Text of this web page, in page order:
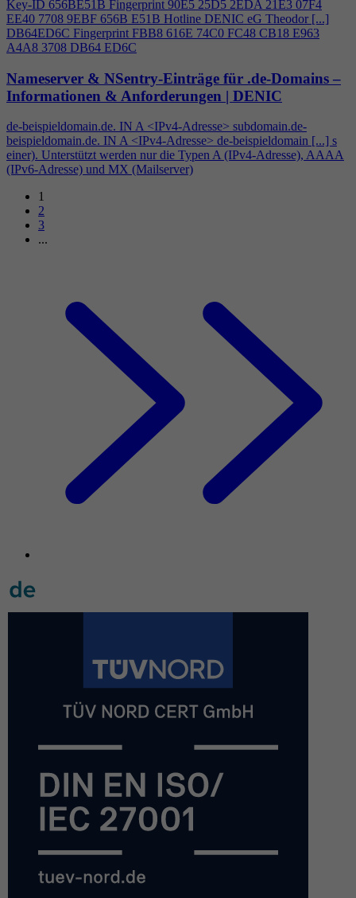
Key-ID 656BE51B Fingerprint 90E5 25D5 2EDA 21E3 07F4
EE40 7708 9EBF 656B E51B Hotline DENIC eG Theodor [...]
DB64ED6C Fingerprint FBB8 616E 74C0 FC48 CB18 E963
A4A8 3708 DB64 ED6C
Nameserver & NSentry-Einträge für .de-Domains –
Informationen & Anforderungen | DENIC
de-beispieldomain.de. IN A <IPv4-Adresse> subdomain.de-
beispieldomain.de. IN A <IPv4-Adresse> de-beispieldomain [...] s
einer). Unterstützt werden nur die Typen A (IPv4-Adresse), AAAA
(IPv6-Adresse) und MX (Mailserver)
1
2
3
...